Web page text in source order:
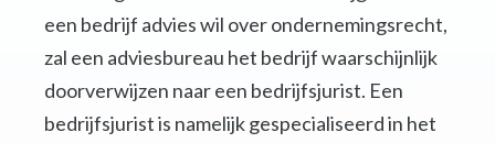
een bedrijf advies wil over ondernemingsrecht,
zal een adviesbureau het bedrijf waarschijnlijk
doorverwijzen naar een bedrijfsjurist. Een
bedrijfsjurist is namelijk gespecialiseerd in het